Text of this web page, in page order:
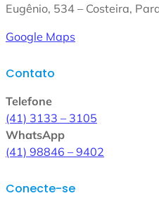
Eugênio, 534 – Costeira,
Google Maps
Contato
Telefone
(41) 3133 – 3105
WhatsApp
(41) 98846 – 9402
Conecte-se